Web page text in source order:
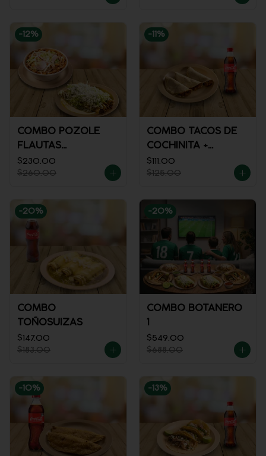
-12%
COMBO POZOLE
FLAUTAS
AHOGADAS
$230.00
$260.00
-11 %
COMBO TACOS DE
COCHINITA +
REFRESCO
$111.00
$125.00
-20%
COMBO
TOÑOSUIZAS
$147.00
$183.00
-20%
COMBO BOTANERO
1
$549.00
$688.00
-10% -13%